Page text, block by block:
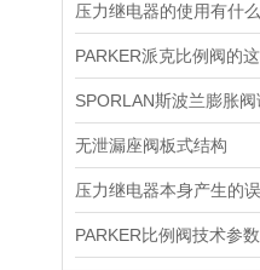
无泄漏座阀板式结构
PARKER比例阀技术参数